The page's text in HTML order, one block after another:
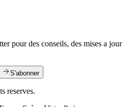
pour des conseils, des mises a jour
S'abonner
reserves.